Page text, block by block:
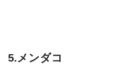
5.メンダコ